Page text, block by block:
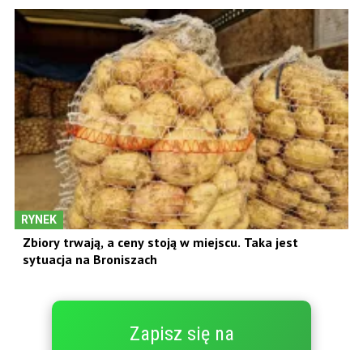
RYNEK
Zbiory trwają, a ceny stoją w miejscu. Taka jest
sytuacja na Broniszach
Zapisz się na